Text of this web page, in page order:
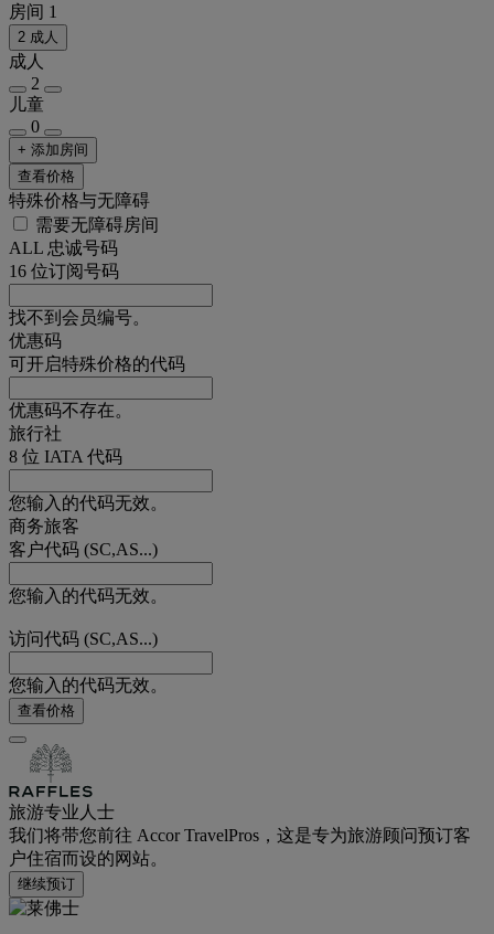
房间 1
2 成人
成人
2
儿童
0
+ 添加房间
查看价格
特殊价格与无障碍
需要无障碍房间
ALL 忠诚号码
16 位订阅号码
找不到会员编号。
优惠码
可开启特殊价格的代码
优惠码不存在。
旅行社
8 位 IATA 代码
您输入的代码无效。
商务旅客
客户代码 (SC,AS...)
您输入的代码无效。
访问代码 (SC,AS...)
您输入的代码无效。
查看价格
旅游专业人士
我们将带您前往 Accor TravelPros，这是专为旅游顾问预订客
户住宿而设的网站。
继续预订